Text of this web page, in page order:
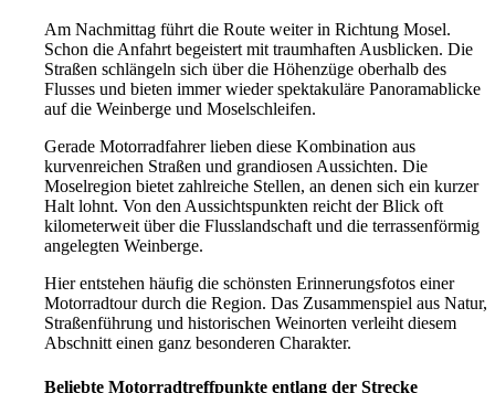
Am Nachmittag führt die Route weiter in Richtung Mosel.
Schon die Anfahrt begeistert mit traumhaften Ausblicken. Die
Straßen schlängeln sich über die Höhenzüge oberhalb des
Flusses und bieten immer wieder spektakuläre Panoramablicke
auf die Weinberge und Moselschleifen.
Gerade Motorradfahrer lieben diese Kombination aus
kurvenreichen Straßen und grandiosen Aussichten. Die
Moselregion bietet zahlreiche Stellen, an denen sich ein kurzer
Halt lohnt. Von den Aussichtspunkten reicht der Blick oft
kilometerweit über die Flusslandschaft und die terrassenförmig
angelegten Weinberge.
Hier entstehen häufig die schönsten Erinnerungsfotos einer
Motorradtour durch die Region. Das Zusammenspiel aus Natur,
Straßenführung und historischen Weinorten verleiht diesem
Abschnitt einen ganz besonderen Charakter.
Beliebte Motorradtreffpunkte entlang der Strecke